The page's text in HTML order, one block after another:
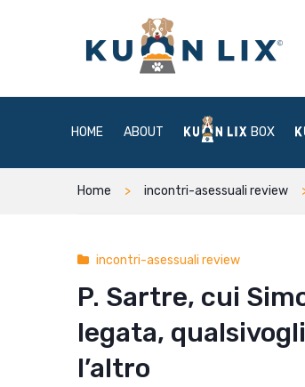
HOME ABOUT BOX
Home incontri-asessuali review
incontri-asessuali review
P. Sartre, cui
legata,
l’altro